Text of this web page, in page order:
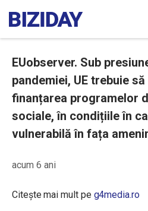
EUobserver. Sub
pandemiei, UE trebuie
finanțarea programelor
sociale, în condițiile în
vulnerabilă în fața
acum 6 ani
Citește mai mult pe g4media.ro